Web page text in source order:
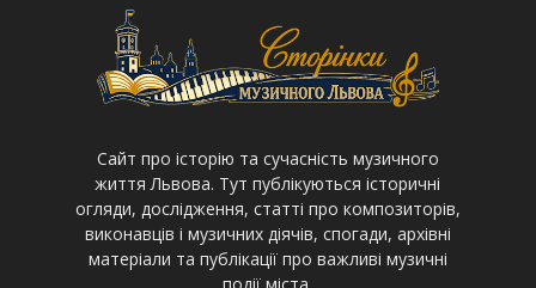
Cайт про історію та сучасність музичного
життя Львова. Тут публікуються історичні
огляди, дослідження, статті про композиторів,
виконавців і музичних діячів, спогади, архівні
матеріали та публікації про важливі музичні